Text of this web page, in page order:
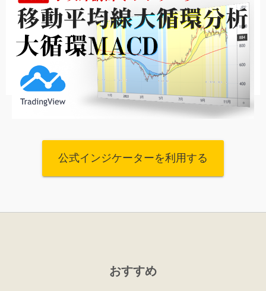
公式インジケーターを利用する
おすすめ